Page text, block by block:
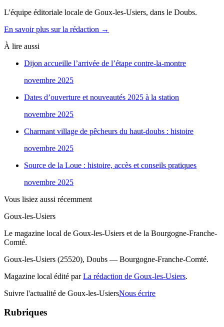
L'équipe éditoriale locale de Goux-les-Usiers, dans le Doubs.
En savoir plus sur la rédaction →
À lire aussi
Dijon accueille l’arrivée de l’étape contre-la-montre
novembre 2025
Dates d’ouverture et nouveautés 2025 à la station
novembre 2025
Charmant village de pêcheurs du haut-doubs : histoire
novembre 2025
Source de la Loue : histoire, accès et conseils pratiques
novembre 2025
Vous lisiez aussi récemment
Goux-les-Usiers
Le magazine local de Goux-les-Usiers et de la Bourgogne-Franche-
Comté.
Goux-les-Usiers (25520), Doubs — Bourgogne-Franche-Comté.
Magazine local édité parLa rédaction de Goux-les-Usiers.
Suivre l'actualité de Goux-les-UsiersNous écrire
Rubriques